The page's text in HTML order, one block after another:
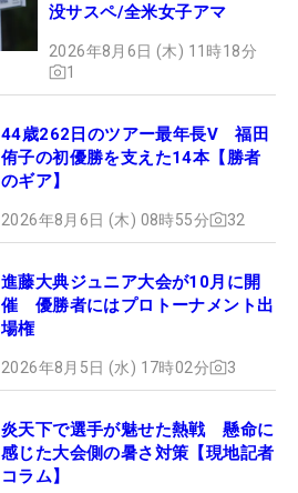
没サスペ/全米女子アマ
2026年8月6日 (木) 11時18分
1
44歳262日のツアー最年長V 福田
侑子の初優勝を支えた14本【勝者
のギア】
2026年8月6日 (木) 08時55分 32
進藤大典ジュニア大会が10月に開
催 優勝者にはプロトーナメント出
場権
2026年8月5日 (水) 17時02分 3
炎天下で選手が魅せた熱戦 懸命に
感じた大会側の暑さ対策【現地記者
コラム】